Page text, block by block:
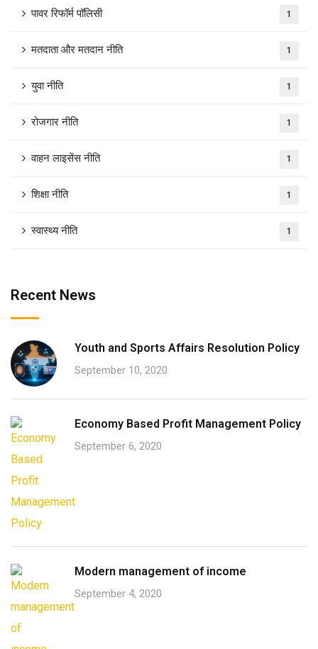
पावर रिफॉर्म पॉलिसी 1
मतदाता और मतदान नीति 1
युवा नीति 1
रोजगार नीति 1
वाहन लाइसेंस नीति 1
शिक्षा नीति 1
स्वास्थ्य नीति 1
Recent News
Youth and Sports Affairs Resolution Policy
September 10, 2020
Economy Based Profit Management Policy
September 6, 2020
Modern management of income
September 4, 2020